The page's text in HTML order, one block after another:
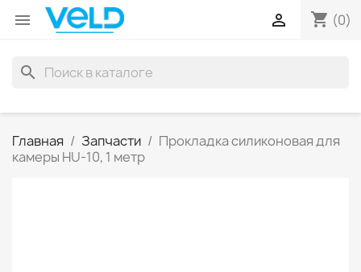
 shopping_cart (0)

search
Главная Запчасти
Прокладка силиконовая для
камеры HU-10, 1 метр